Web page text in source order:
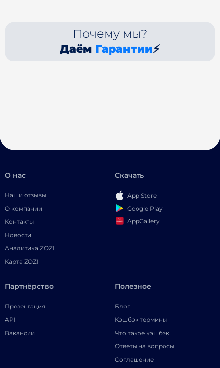
Почему мы?
Даём Гарантии⚡
О нас
Наши отзывы
О компании
Контакты
Новости
Аналитика ZOZI
Карта ZOZI
Скачать
App Store
Google Play
AppGallery
Партнёрство
Презентация
API
Вакансии
Полезное
Блог
Кэшбэк термины
Что такое кэшбэк
Ответы на вопросы
Соглашение